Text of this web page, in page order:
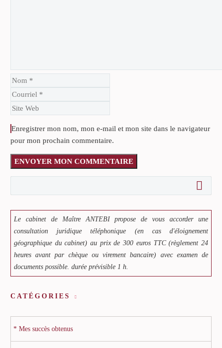
Enregistrer mon nom, mon e-mail et mon site dans le navigateur
pour mon prochain commentaire.
ENVOYER MON COMMENTAIRE
Le cabinet de Maître ANTEBI propose de vous accorder une
consultation juridique téléphonique (en cas d'éloignement
géographique du cabinet) au prix de 300 euros TTC (règlement 24
heures avant par chèque ou virement bancaire) avec examen de
documents possible. durée prévisible 1 h.
CATÉGORIES
* Mes succès obtenus